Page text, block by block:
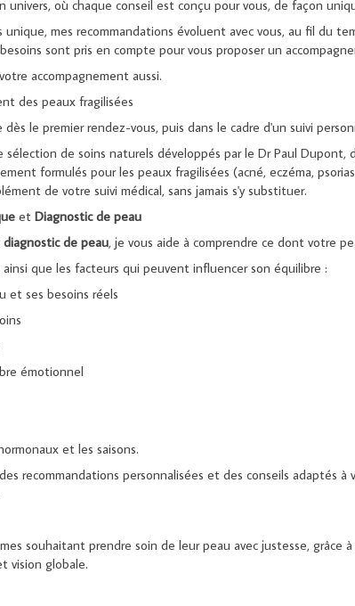
univers, où chaque conseil est conçu pour vous, de façon
unique, mes recommandations évoluent avec vous, au fil du
sont pris en compte pour vous proposer un
accompagnement aussi.
des peaux fragilisées
dès le premier rendez-vous, puis dans le cadre d'un suivi
sélection de soins naturels développés par le Dr Paul
formulés pour les peaux fragilisées (acné, eczéma,
de votre suivi médical, sans jamais s'y substituer.
et Diagnostic de peau
diagnostic de peau, je vous aide à comprendre ce dont votre
ainsi que les facteurs qui peuvent influencer son équilibre :
et ses besoins réels
émotionnel
et les saisons.
recommandations personnalisées et des conseils adaptés
souhaitant prendre soin de leur peau avec justesse, grâce
vision globale.